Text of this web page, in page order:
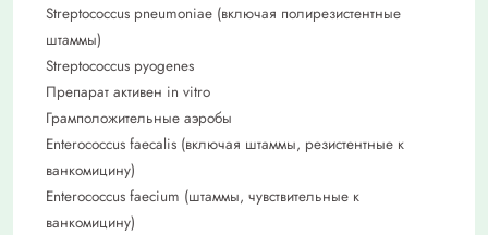
Streptococcus pneumoniae (включая полирезистентные
штаммы)
Streptococcus pyogenes
Препарат активен in vitro
Грамположительные аэробы
Enterococcus faecalis (включая штаммы, резистентные к
ванкомицину)
Enterococcus faecium (штаммы, чувствительные к
ванкомицину)